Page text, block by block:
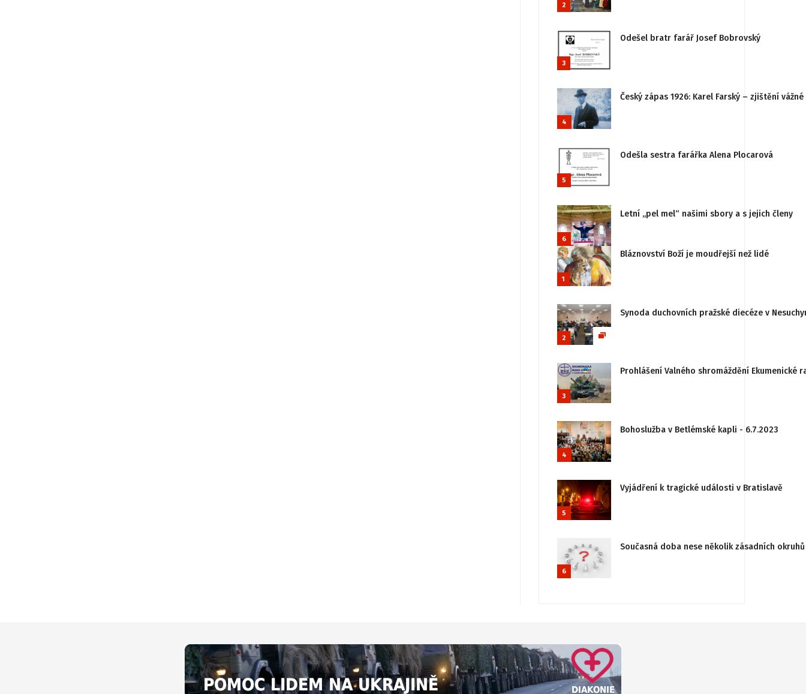
2
3
Odešel bratr farář Josef Bobrovský
4
Český zápas 1926: Karel Farský – zjištění
5
Odešla sestra farářka Alena Plocarová
6
Letní „pel mel“ našimi sbory a s jejich členy
1
Bláznovství Boží je moudřejší než lidé
2
Synoda duchovních pražské diecéze v
3
Prohlášení Valného shromáždění
4
Bohoslužba v Betlémské kapli - 6.7.2023
5
Vyjádření k tragické události v Bratislavě
6
Současná doba nese několik zásadních